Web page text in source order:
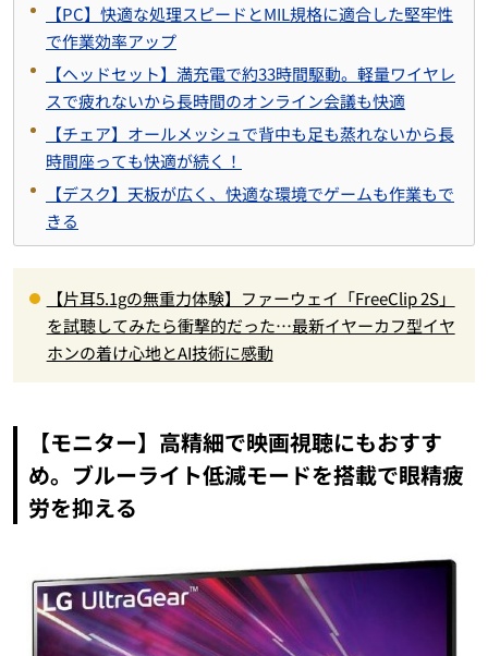
【PC】快適な処理スピードとMIL規格に適合した堅牢性
で作業効率アップ
【ヘッドセット】満充電で約33時間駆動。軽量ワイヤレ
スで疲れないから長時間のオンライン会議も快適
【チェア】オールメッシュで背中も足も蒸れないから長
時間座っても快適が続く！
【デスク】天板が広く、快適な環境でゲームも作業もで
きる
【片耳5.1gの無重力体験】ファーウェイ「FreeClip 2S」
を試聴してみたら衝撃的だった…最新イヤーカフ型イヤ
ホンの着け心地とAI技術に感動
【モニター】高精細で映画視聴にもおすす
め。ブルーライト低減モードを搭載で眼精疲
労を抑える